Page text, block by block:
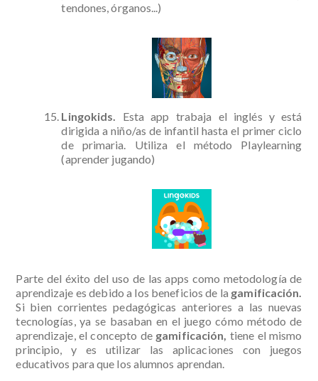
tendones, órganos...)
Lingokids.
Esta app trabaja el inglés y está
dirigida a niño/as de infantil hasta el primer ciclo
de primaria. Utiliza el método Playlearning
(aprender jugando)
Parte del éxito del uso de las apps como metodología de
aprendizaje es debido a los beneficios de la gamificación.
Si bien corrientes pedagógicas anteriores a las nuevas
tecnologías, ya se basaban en el juego cómo método de
aprendizaje, el concepto de gamificación, tiene el mismo
principio, y es utilizar las aplicaciones con juegos
educativos para que los alumnos aprendan.